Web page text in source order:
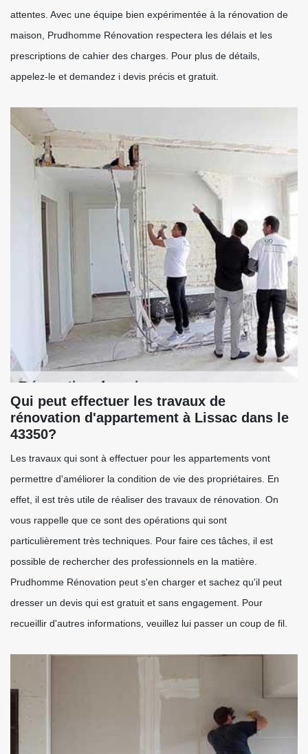
attentes. Avec une équipe bien expérimentée à la rénovation de
maison, Prudhomme Rénovation respectera les délais et les
prescriptions de cahier des charges. Pour plus de détails,
appelez-le et demandez i devis précis et gratuit.
Qui peut effectuer les travaux de
rénovation d'appartement à Lissac dans le
43350?
Les travaux qui sont à effectuer pour les appartements vont
permettre d'améliorer la condition de vie des propriétaires. En
effet, il est très utile de réaliser des travaux de rénovation. On
vous rappelle que ce sont des opérations qui sont
particulièrement très techniques. Pour faire ces tâches, il est
possible de rechercher des professionnels en la matière.
Prudhomme Rénovation peut s'en charger et sachez qu'il peut
dresser un devis qui est gratuit et sans engagement. Pour
recueillir d'autres informations, veuillez lui passer un coup de fil.